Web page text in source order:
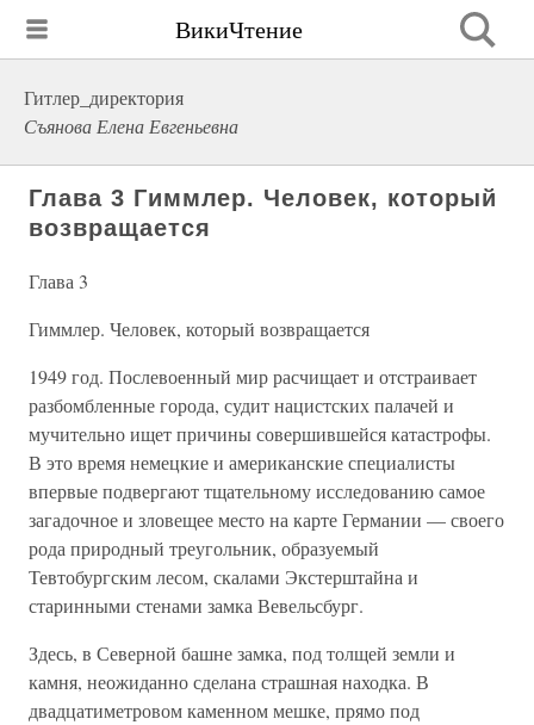
ВикиЧтение
Гитлер_директория
Съянова Елена Евгеньевна
Глава 3 Гиммлер. Человек, который
возвращается
Глава 3
Гиммлер. Человек, который возвращается
1949 год. Послевоенный мир расчищает и отстраивает
разбомбленные города, судит нацистских палачей и
мучительно ищет причины совершившейся катастрофы.
В это время немецкие и американские специалисты
впервые подвергают тщательному исследованию самое
загадочное и зловещее место на карте Германии — своего
рода природный треугольник, образуемый
Тевтобургским лесом, скалами Экстерштайна и
старинными стенами замка Вевельсбург.
Здесь, в Северной башне замка, под толщей земли и
камня, неожиданно сделана страшная находка. В
двадцатиметровом каменном мешке, прямо под